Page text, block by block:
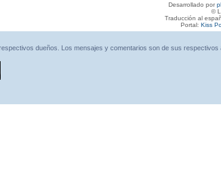
Desarrollado por
©
Traducción al
Portal: Kiss
dueños. Los mensajes y comentarios son de sus respectivos